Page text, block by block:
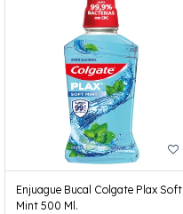
Enjuague Bucal Colgate Plax Soft
Mint 500 Ml.